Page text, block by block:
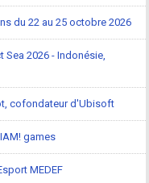
du 22 au 25 octobre 2026
Sea 2026 - Indonésie,
cofondateur d'Ubisoft
games
MEDEF